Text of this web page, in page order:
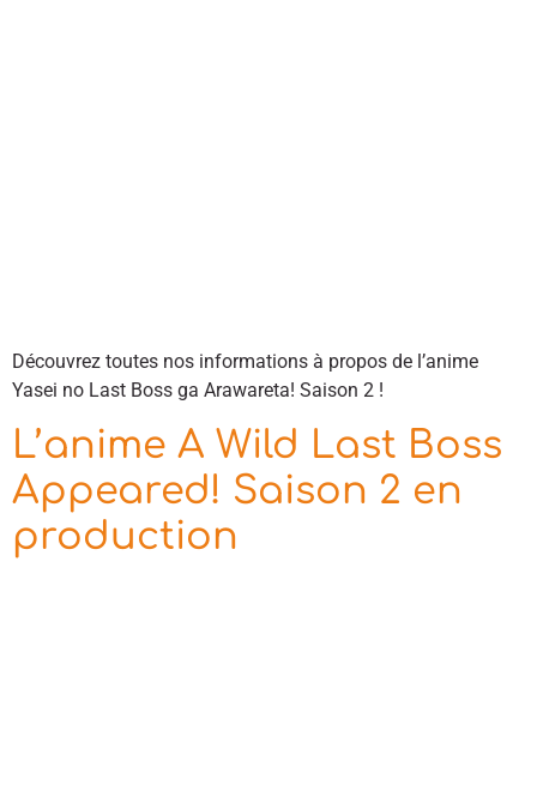
Découvrez toutes nos informations à propos de l’anime
Yasei no Last Boss ga Arawareta! Saison 2 !
L’anime A Wild Last Boss
Appeared! Saison 2 en
production